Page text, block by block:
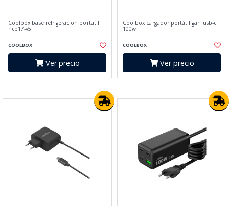
Coolbox base refrigeracion portatil
ncp17-v5
COOLBOX
Ver precio
Coolbox cargador portátil gan usb-c
100w
COOLBOX
Ver precio